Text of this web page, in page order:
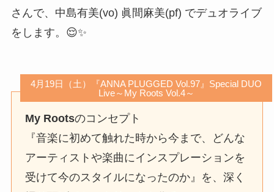
さんで、中島有美(vo) 眞間麻美(pf) でデュオライブ
をします。😌✨
4月19日（土）『ANNA PLUGGED Vol.97』Special DUO
Live～My Roots Vol.4～
My Rootsのコンセプト
『音楽に初めて触れた時から今まで、どんな
アーティストや楽曲にインスプレーションを
受けて今のスタイルになったのか』を、深く